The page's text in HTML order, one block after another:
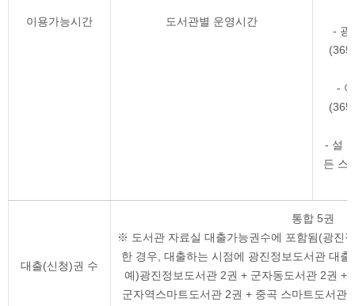
이용가능시간 도서관별 운영시간
- 광
(365
-
(365
- 설
든 스
대출(신청)권 수
통합 5권
※ 도서관 자료실 대출가능권수에 포함됨(광진
한 경우, 대출하는 시점에 광진정보도서관 대
예)광진정보도서관 2권 + 군자동도서관 2권 +
군자역스마트도서관 2권 + 중곡 스마트도서관